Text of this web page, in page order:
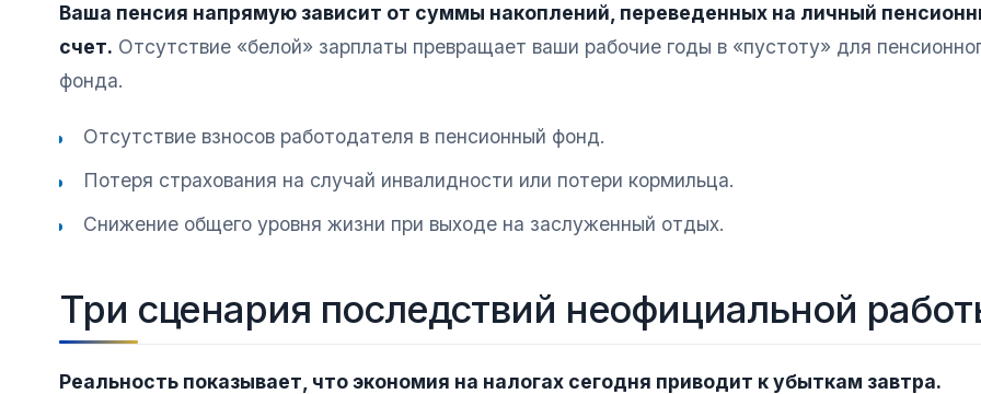
Ваша пенсия напрямую зависит от суммы накоплений, переведенных на личный
счет. Отсутствие «белой» зарплаты превращает ваши рабочие годы в «пустоту» для
фонда.
Отсутствие взносов работодателя в пенсионный фонд.
Потеря страхования на случай инвалидности или потери кормильца.
Снижение общего уровня жизни при выходе на заслуженный отдых.
Три сценария последствий неофициальной
Реальность показывает, что экономия на налогах сегодня приводит к убыткам завтра.